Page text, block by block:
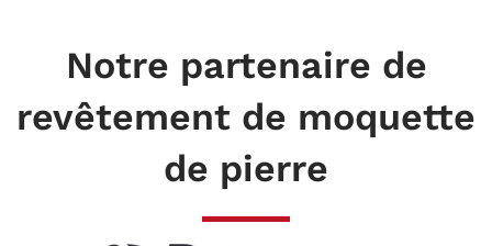
Notre partenaire de
revêtement de moquette
de pierre